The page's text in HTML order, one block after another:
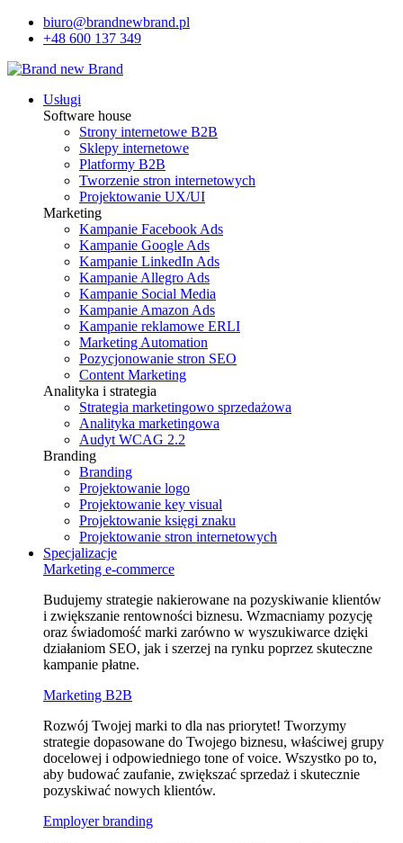
biuro@brandnewbrand.pl
+48 600 137 349
Usługi
Software house
Strony internetowe B2B
Sklepy internetowe
Platformy B2B
Tworzenie stron internetowych
Projektowanie UX/UI
Marketing
Kampanie Facebook Ads
Kampanie Google Ads
Kampanie LinkedIn Ads
Kampanie Allegro Ads
Kampanie Social Media
Kampanie Amazon Ads
Kampanie reklamowe ERLI
Marketing Automation
Pozycjonowanie stron SEO
Content Marketing
Analityka i strategia
Strategia marketingowo sprzedażowa
Analityka marketingowa
Audyt WCAG 2.2
Branding
Branding
Projektowanie logo
Projektowanie key visual
Projektowanie księgi znaku
Projektowanie stron internetowych
Specjalizacje
Marketing e⁠‑commerce
Budujemy strategie nakierowane na pozyskiwanie klientów
i zwiększanie rentowności biznesu. Wzmacniamy pozycję
oraz świadomość marki zarówno w wyszukiwarce dzięki
działaniom SEO, jak i szerzej na rynku poprzez skuteczne
kampanie płatne.
Marketing B2B
Rozwój Twojej marki to dla nas priorytet! Tworzymy
strategie dopasowane do Twojego biznesu, właściwej grupy
docelowej i odpowiedniego tone of voice. Wszystko po to,
aby budować zaufanie, zwiększać sprzedaż i skutecznie
pozyskiwać nowych klientów.
Employer branding